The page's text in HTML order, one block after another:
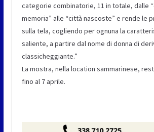
categorie combinatorie, 11 in totale, dalle
memoria” alle “città nascoste” e rende le
sulla tela, cogliendo per ognuna la
saliente, a partire dal nome di donna di
classicheggiante.”
La mostra, nella location sammarinese,
fino al 7 aprile.